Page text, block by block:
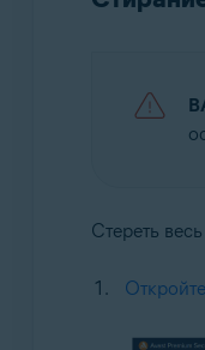
Стереть